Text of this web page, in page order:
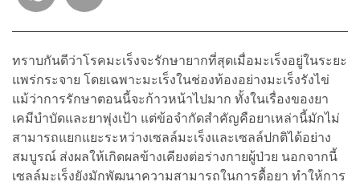
ทราบกันดีว่าโรคมะเร็งจะรักษายากที่สุดเมื่อมะเร็งอยู่ในระยะ
แพร่กระจาย โดยเฉพาะมะเร็งในช่องท้องอย่างมะเร็งรังไข่
แม้ว่าการรักษาตอนนี้จะก้าวหน้าไปมาก ทั้งในเรื่องของยา
เคมีบำบัดและยาพุ่งเป้า แต่ข้อจำกัดสำคัญคือยาเหล่านี้มักไม่
สามารถแยกแยะระหว่างเซลล์มะเร็งและเซลล์ปกติได้อย่าง
สมบูรณ์ ส่งผลให้เกิดผลข้างเคียงต่อร่างกายผู้ป่วย นอกจากนี้
เซลล์มะเร็งยังมักพัฒนาความสามารถในการดื้อยา ทำให้การ